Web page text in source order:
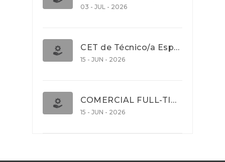
03 - JUL - 2026
CET de Técnico/a Especialista em Comércio Internacional (Nível 5)
15 - JUN - 2026
COMERCIAL FULL-TIME
15 - JUN - 2026